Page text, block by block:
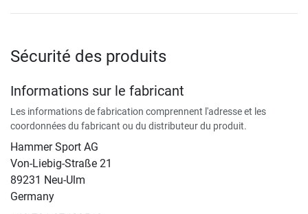
Sécurité des produits
Informations sur le fabricant
Les informations de fabrication comprennent l'adresse et les
coordonnées du fabricant ou du distributeur du produit.
Hammer Sport AG
Von-Liebig-Straße 21
89231 Neu-Ulm
Germany